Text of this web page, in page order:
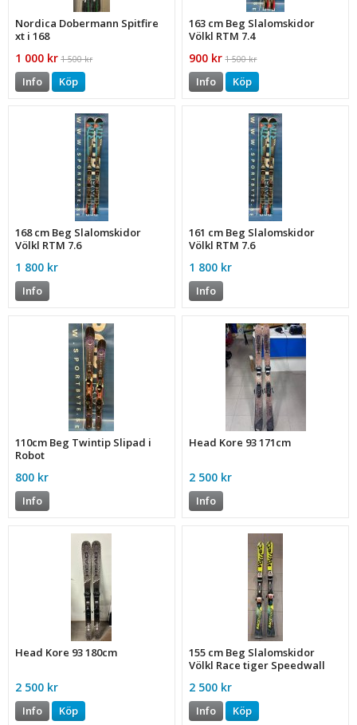
Nordica Dobermann Spitfire
xt i 168
1 000 kr 1 500 kr
Info Köp
163 cm Beg Slalomskidor
Völkl RTM 7.4
900 kr 1 500 kr
Info Köp
168 cm Beg Slalomskidor
Völkl RTM 7.6
1 800 kr
Info
161 cm Beg Slalomskidor
Völkl RTM 7.6
1 800 kr
Info
110cm Beg Twintip Slipad i
Robot
800 kr
Info
Head Kore 93 171cm
2 500 kr
Info
Head Kore 93 180cm
2 500 kr
Info Köp
155 cm Beg Slalomskidor
Völkl Race tiger Speedwall
2 500 kr
Info Köp